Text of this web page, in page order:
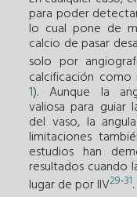
para poder
lo cual pone de
calcio de pasar
solo por
calcificación
1). Aunque la
valiosa para guiar
del vaso, la
limitaciones
estudios han
resultados cuando
lugar de por IIV29-31.